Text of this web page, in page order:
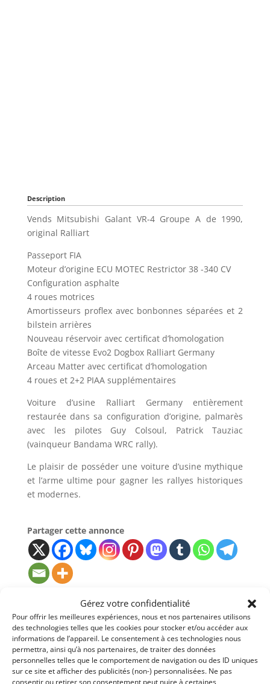
Gérez votre confidentialité
Pour offrir les meilleures expériences, nous et nos partenaires utilisons
des technologies telles que les cookies pour stocker et/ou accéder aux
informations de l’appareil. Le consentement à ces technologies nous
permettra, ainsi qu’à nos partenaires, de traiter des données
personnelles telles que le comportement de navigation ou des ID uniques
sur ce site et afficher des publicités (non-) personnalisées. Ne pas
consentir ou retirer son consentement peut nuire à certaines
Description
Vends Mitsubishi Galant VR-4 Groupe A de 1990,
original Ralliart
Passeport FIA
Moteur d’origine ECU MOTEC Restrictor 38 -340 CV
Configuration asphalte
4 roues motrices
Amortisseurs proflex avec bonbonnes séparées et 2
bilstein arrières
Nouveau réservoir avec certificat d’homologation
Boîte de vitesse Evo2 Dogbox Ralliart Germany
Arceau Matter avec certificat d’homologation
4 roues et 2+2 PIAA supplémentaires
Voiture d’usine Ralliart Germany entièrement
restaurée dans sa configuration d’origine, palmarès
avec les pilotes Guy Colsoul, Patrick Tauziac
(vainqueur Bandama WRC rally).
Le plaisir de posséder une voiture d’usine mythique
et l’arme ultime pour gagner les rallyes historiques
et modernes.
Partager cette annonce
Passeports techniques
Passeport ASN Numéro
Extrait
Passeport technique
international
(PTH)